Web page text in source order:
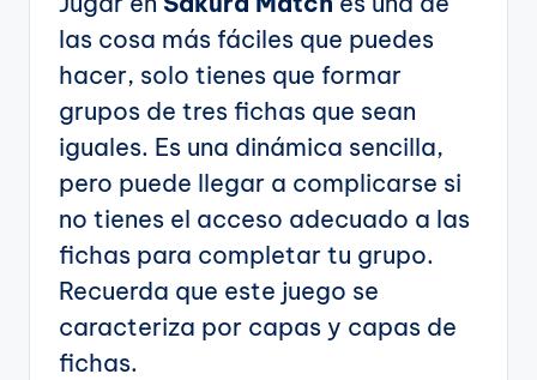
las cosa más fáciles que puedes
hacer, solo tienes que formar
grupos de tres fichas que sean
iguales. Es una dinámica sencilla,
pero puede llegar a complicarse si
no tienes el acceso adecuado a las
fichas para completar tu grupo.
Recuerda que este juego se
caracteriza por capas y capas de
fichas.